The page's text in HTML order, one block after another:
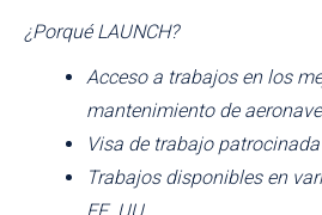
¿Porqué LAUNCH?
Acceso a trabajos en los
mantenimiento de
Visa de trabajo
Trabajos disponibles en